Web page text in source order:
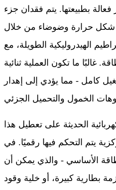
فعالة بطبيعتها. يتم فقدان جزء
حرارة وضوضاء من خلال
الهيدروليكية الطويلة، مع
غالبًا ما تكون العملية ثنائية
كامل - مما يؤدي إلى إهدار
الحديثة على تعطيل هذا
يتم التحكم فيها رقميًا. في
الأساسي - والذي يمكن أن
بطارية كبيرة، أو خلية وقود